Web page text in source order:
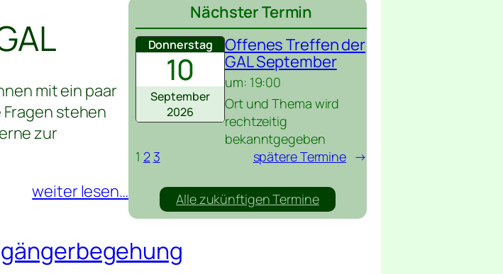
mit ein paar
stehen
zur
weiter lesen…
Nächster Termin
Donnerstag
10
September
2026
Offenes Treffen der
GAL September
um: 19:00
Ort und Thema wird
rechtzeitig
bekanntgegeben
1 2 3 spätere Termine →
Alle zukünftigen Termine